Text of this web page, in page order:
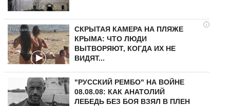
i
СКРЫТАЯ КАМЕРА НА ПЛЯЖЕ
КРЫМА: ЧТО ЛЮДИ
ВЫТВОРЯЮТ, КОГДА ИХ НЕ
ВИДЯТ...
"РУССКИЙ РЕМБО" НА ВОЙНЕ
08.08.08: КАК АНАТОЛИЙ
ЛЕБЕДЬ БЕЗ БОЯ ВЗЯЛ В ПЛЕН